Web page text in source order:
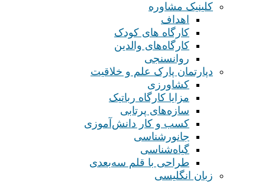
کلینیک مشاوره
اهداف
کارگاه های کودک
کارگاه‌های والدین
روانسنجی
دپارتمان پارک علم و خلاقیت
کشاورزی
مزایا کارگاه رباتیک
سازه‌های پرتابی
کسب و کار دانش‌آموزی
جانورشناسی
گیاه‌شناسی
طراحی با قلم سه‌بعدی
زبان انگلیسی